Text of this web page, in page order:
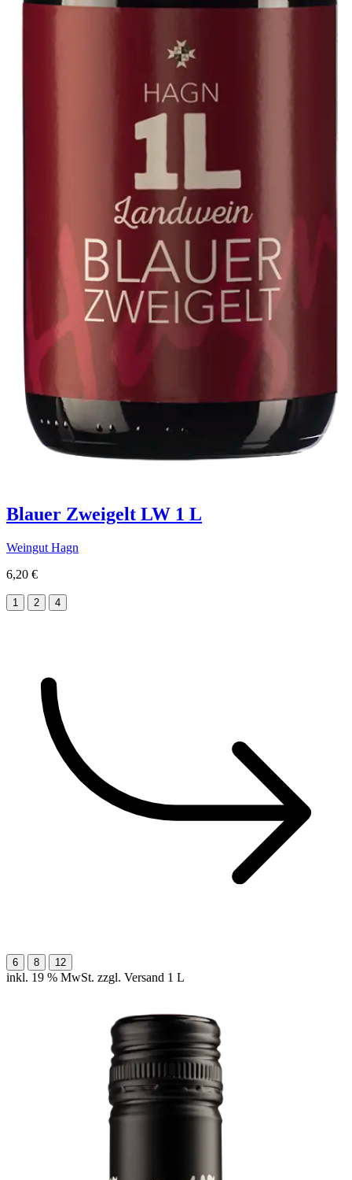
Blauer Zweigelt LW 1 L
Weingut Hagn
6,20 €
1 2 4
6 8 12
inkl. 19 % MwSt. zzgl. Versand 1 L